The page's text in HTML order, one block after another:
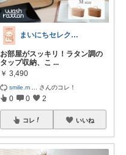
まいにちセレクトdays
お部屋がスッキリ！ラタン調の
タップ収納、こ ...
￥ 3,490
smile.m さんのコレ！
0 0 2
コレ いいね